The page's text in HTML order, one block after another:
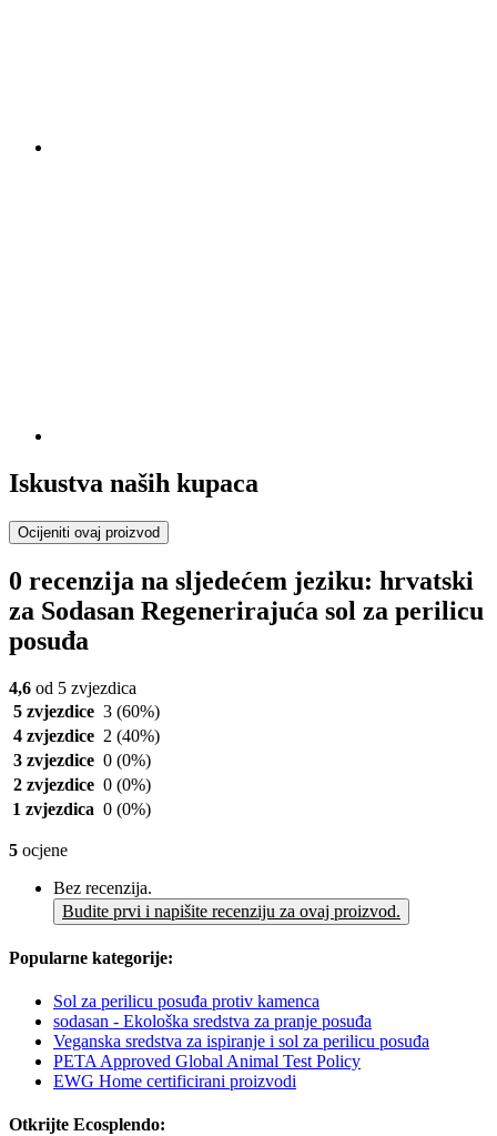
Iskustva naših kupaca
Ocijeniti ovaj proizvod
0 recenzija na sljedećem jeziku: hrvatski
za Sodasan Regenerirajuća sol za perilicu
posuđa
4,6 od 5 zvjezdica
5 zvjezdice 3 (60%)
4 zvjezdice 2 (40%)
3 zvjezdice 0 (0%)
2 zvjezdice 0 (0%)
1 zvjezdica 0 (0%)
5 ocjene
Bez recenzija.
Budite prvi i napišite recenziju za ovaj proizvod.
Popularne kategorije:
Sol za perilicu posuđa protiv kamenca
sodasan - Ekološka sredstva za pranje posuđa
Veganska sredstva za ispiranje i sol za perilicu posuđa
PETA Approved Global Animal Test Policy
EWG Home certificirani proizvodi
Otkrijte Ecosplendo: